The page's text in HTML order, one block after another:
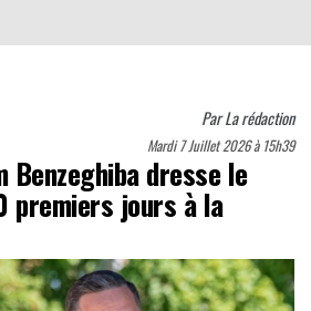
ParLa rédaction
Mardi 7 Juillet 2026 à 15h39
Benzeghiba dresse le
premiers jours à la